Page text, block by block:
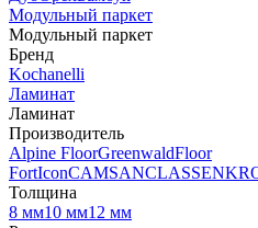
Модульный паркет
Модульный паркет
Бренд
Kochanelli
Ламинат
Ламинат
Производитель
Alpine FloorGreenwaldFloor
FortIconCAMSANCLASSEN
Толщина
8 мм10 мм12 мм